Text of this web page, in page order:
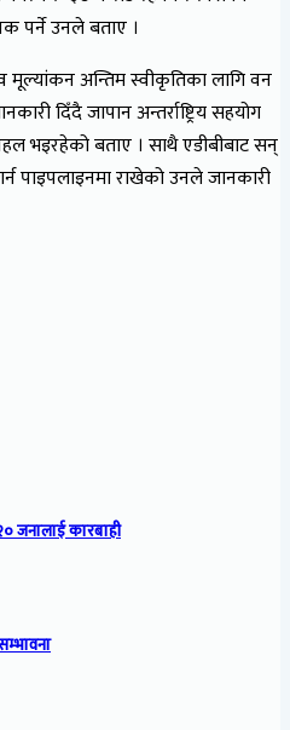
पर्ने उनले बताए ।
मूल्यांकन अन्तिम स्वीकृतिका लागि वन
दिँदै जापान अन्तर्राष्ट्रिय सहयोग
भइरहेको बताए । साथै एडीबीबाट सन्
पाइपलाइनमा राखेको उनले जानकारी
जनालाई कारबाही